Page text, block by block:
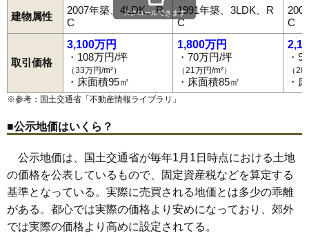
建物属性
2007年築、4LDK、R
C
1991年築、3LDK、R
C
C
取引価格
3,100万円
・108万円/坪
（33万円/m²）
・床面積95㎡
1,800万円
・70万円/坪
（21万円/m²）
・床面積85㎡
・
（
・
スクロールできます
※参考：国土交通省「 不動産情報ライブラリ 」
■公示地価はいくら？
公示地価は、国土交通省が毎年1月1日時点における土地
の価格を公表しているもので、固定資産税などを算定する
基準となっている。実際に売買される地価とは多少の乖離
がある。都心では実際の価格より安めになっており、郊外
では実際の価格より高めに設定されてる。